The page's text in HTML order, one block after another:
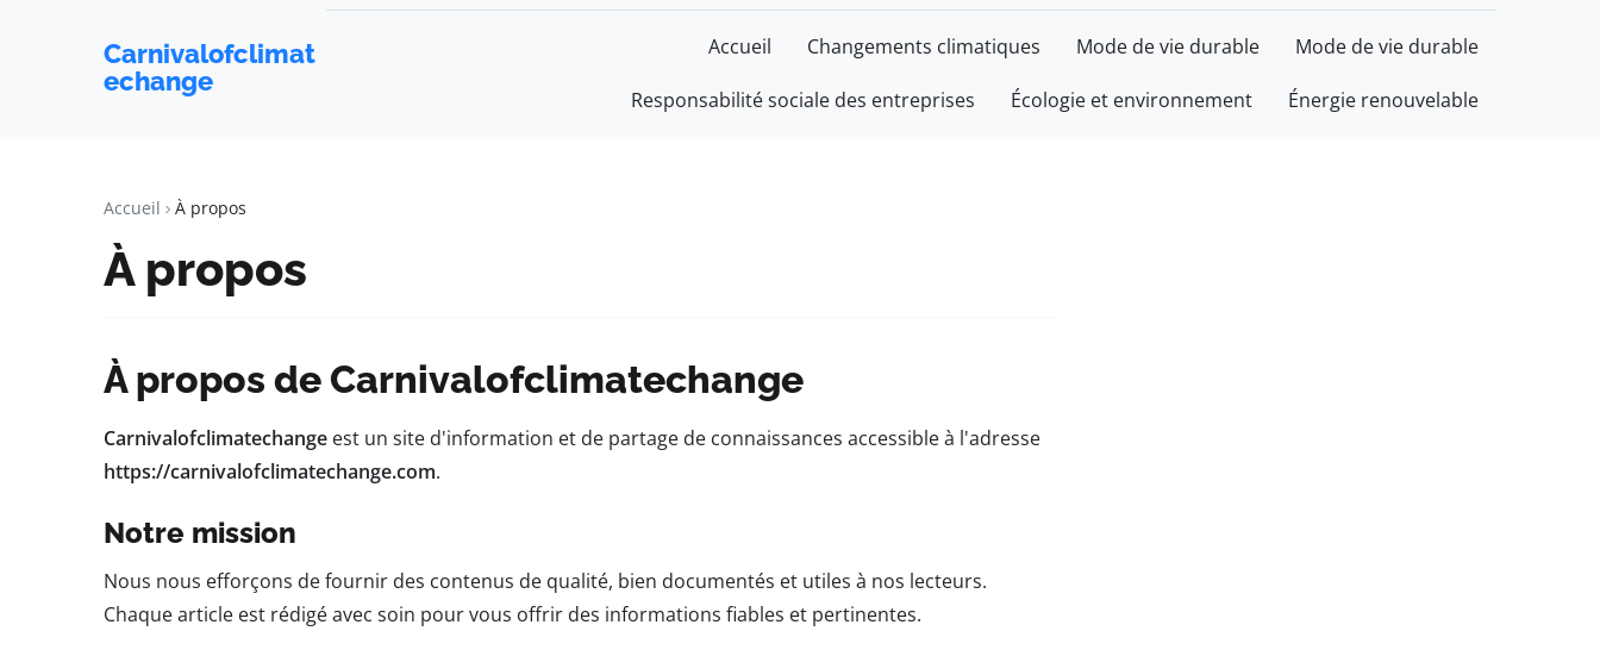
Carnivalofclimat
echange
Accueil Changements climatiques Mode de vie durable Mode de vie durable
Responsabilité sociale des entreprises Écologie et environnement Énergie renouvelable
Accueil À propos
À propos
À propos de Carnivalofclimatechange
Carnivalofclimatechange est un site d'information et de partage de connaissances accessible à l'adresse
https://carnivalofclimatechange.com.
Notre mission
Nous nous efforçons de fournir des contenus de qualité, bien documentés et utiles à nos lecteurs.
Chaque article est rédigé avec soin pour vous offrir des informations fiables et pertinentes.